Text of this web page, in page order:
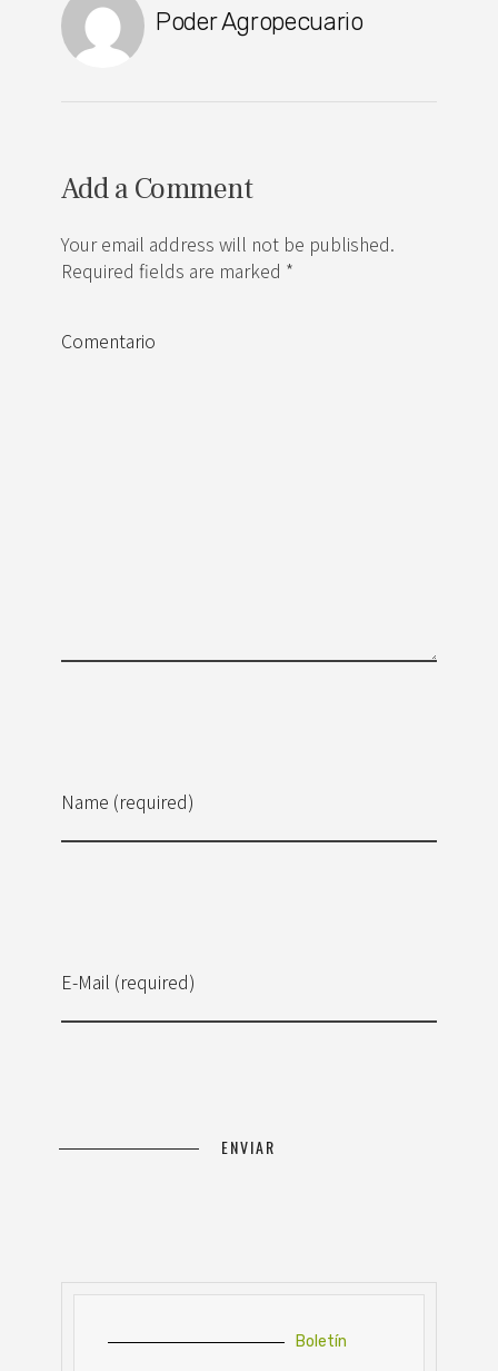
Poder Agropecuario
Add a Comment
Your email address will not be published.
Required fields are marked *
Name (required)
E-Mail (required)
Comentario
Boletín